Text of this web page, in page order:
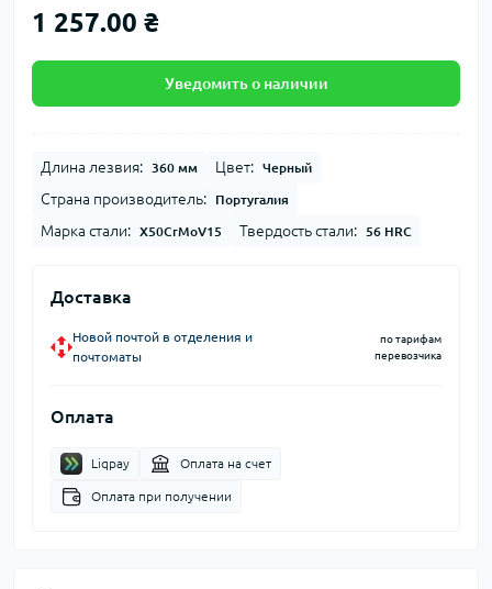
1 257.00 ₴
Уведомить о наличии
Длина лезвия: 360 мм Цвет: Черный
Страна производитель: Португалия
Марка стали: X50CrMoV15 Твердость стали: 56 HRC
Доставка
Новой почтой в отделения и
почтоматы
по тарифам
перевозчика
Оплата
Liqpay Оплата на счет
Оплата при получении